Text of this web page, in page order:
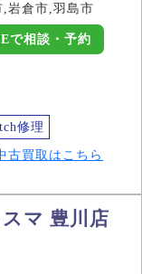
岩倉市,羽島市
で相談・予約
修理
古買取はこちら
マ 豊川店